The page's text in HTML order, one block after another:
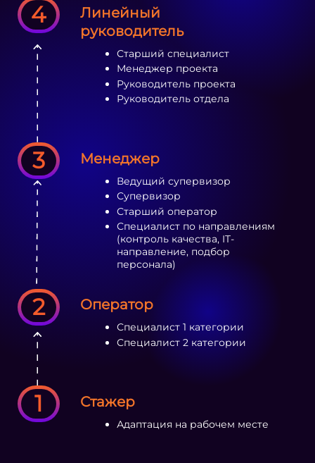
1
2
3
4
Стажер
Адаптация на рабочем месте
Оператор
Специалист 1 категории
Специалист 2 категории
Менеджер
Ведущий супервизор
Супервизор
Старший оператор
Специалист по направлениям
(контроль качества, IT-
направление, подбор
персонала)
Линейный
руководитель
Старший специалист
Менеджер проекта
Руководитель проекта
Руководитель отдела